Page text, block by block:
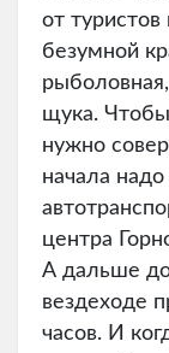
от
безумной
щука. Чтобы
нужно
начала
центра
А дальше
вездеходе
часов. И